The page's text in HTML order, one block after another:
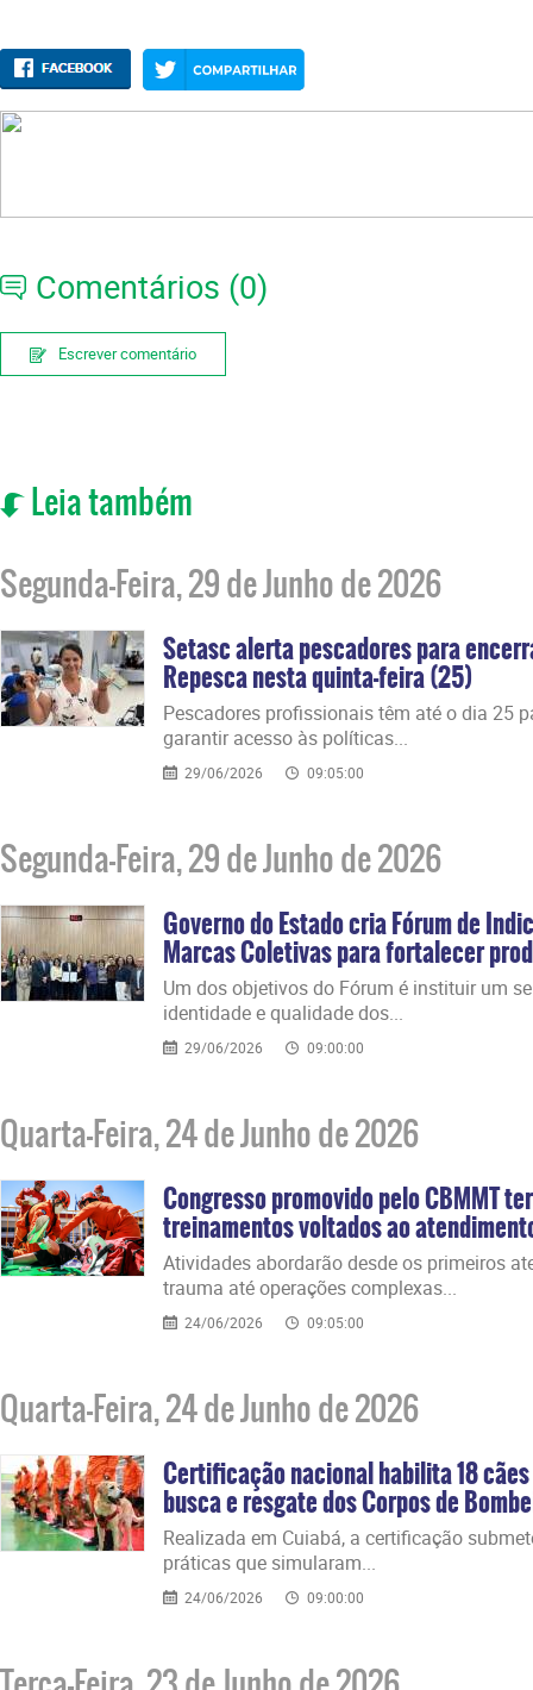
Comentários (0)
Escrever comentário
Leia também
Segunda-Feira, 29 de Junho de 2026
Setasc alerta pescadores para
Repesca nesta quinta-feira (25)
Pescadores profissionais têm até o dia 25
garantir acesso às políticas...
29/06/2026 09:05:00
Segunda-Feira, 29 de Junho de 2026
Governo do Estado cria Fórum de
Marcas Coletivas para fortalecer
​Um dos objetivos do Fórum é instituir um
identidade e qualidade dos...
29/06/2026 09:00:00
Quarta-Feira, 24 de Junho de 2026
Congresso promovido pelo CBMMT
treinamentos voltados ao
​Atividades abordarão desde os primeiros
trauma até operações complexas...
24/06/2026 09:05:00
Quarta-Feira, 24 de Junho de 2026
Certificação nacional habilita 18
busca e resgate dos Corpos de
​Realizada em Cuiabá, a certificação
práticas que simularam...
24/06/2026 09:00:00